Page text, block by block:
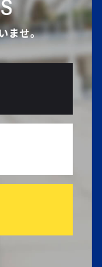
ませ。